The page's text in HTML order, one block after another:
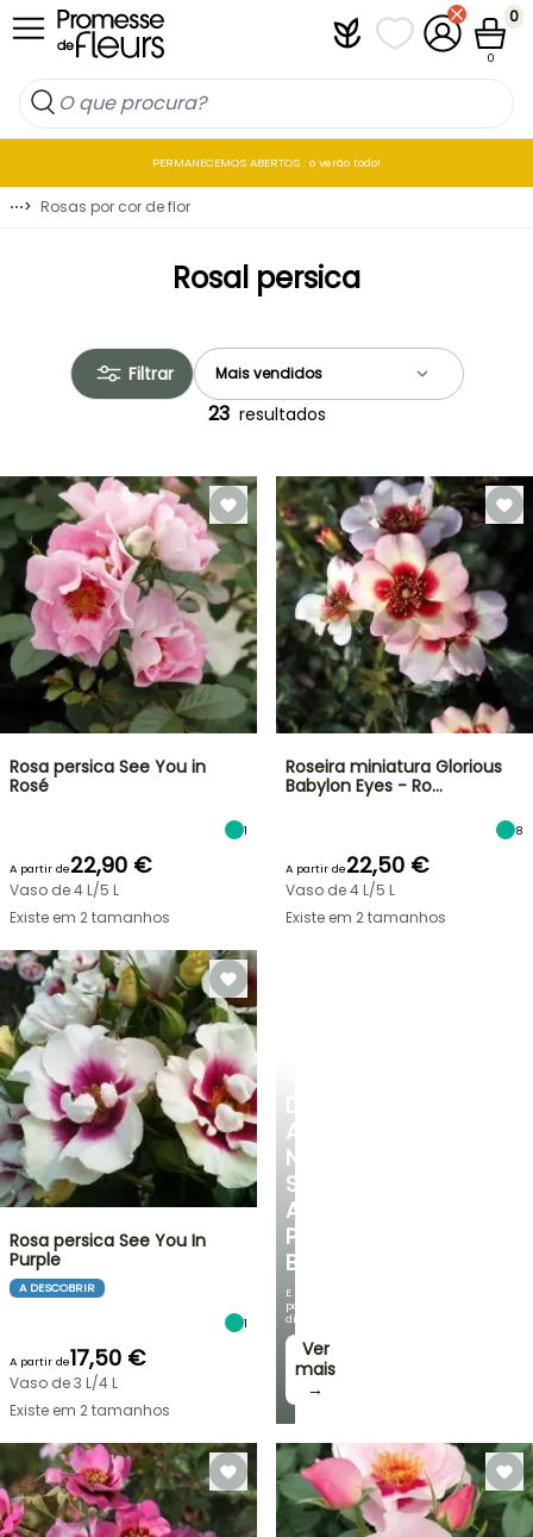
Ir para o Conteúdo PlantfitAs minhas listas
A minha
0
0
PERMANECEMOS ABERTOS : o verão todo!
⋯> Rosas por cor de flor
Rosal persica
Filtrar
23 resultados
VENDAS
RELÂMPAGO
DESCUBRA
A
NOSSA
SELEÇÃO
A
PREÇOS
BAIXOS
E
poupe
dinheiro!
Ver
mais
→
Rosa persica See You in
Rosé
1
A partir de22,90 €
Vaso de 4 L/5 L
Existe em 2 tamanhos
Roseira miniatura Glorious
Babylon Eyes - Ro…
8
A partir de22,50 €
Vaso de 4 L/5 L
Existe em 2 tamanhos
Rosa persica See You In
Purple
A DESCOBRIR
1
A partir de17,50 €
Vaso de 3 L/4 L
Existe em 2 tamanhos